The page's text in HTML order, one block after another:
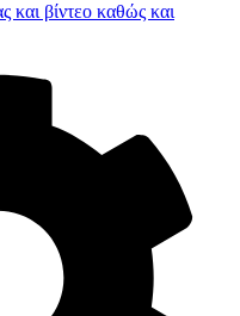
και βίντεο καθώς και